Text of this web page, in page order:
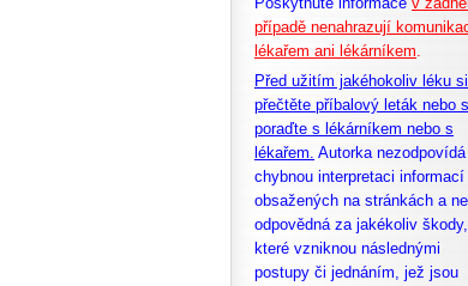
případě nenahrazují
lékařem ani lékárníkem.
Před užitím jakéhokoliv léku si
přečtěte příbalový leták nebo
poraďte s lékárníkem nebo s
lékařem. Autorka
chybnou interpretaci informací
obsažených na stránkách a
odpovědná za jakékoliv škody,
které vzniknou následnými
postupy či jednáním, jež jsou